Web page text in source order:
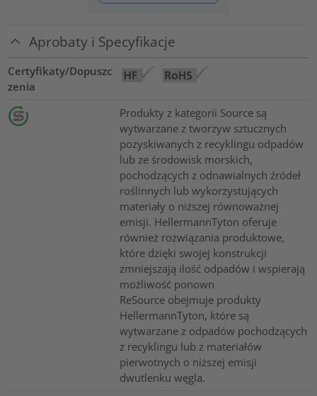
Aprobaty i Specyfikacje
Certyfikaty/Dopuszc
zenia
Produkty z kategorii Source są
wytwarzane z tworzyw sztucznych
pozyskiwanych z recyklingu odpadów
lub ze środowisk morskich,
pochodzących z odnawialnych źródeł
roślinnych lub wykorzystujących
materiały o niższej równoważnej
emisji. HellermannTyton oferuje
również rozwiązania produktowe,
które dzięki swojej konstrukcji
zmniejszają ilość odpadów i wspierają
możliwość ponown
ReSource obejmuje produkty
HellermannTyton, które są
wytwarzane z odpadów pochodzących
z recyklingu lub z materiałów
pierwotnych o niższej emisji
dwutlenku węgla.